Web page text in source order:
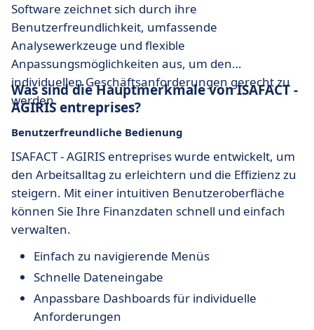
Software zeichnet sich durch ihre
Benutzerfreundlichkeit, umfassende
Analysewerkzeuge und flexible
Anpassungsmöglichkeiten aus, um den
individuellen Geschäftsanforderungen gerecht zu
werden.
Was sind die Hauptmerkmale von ISAFACT -
AGIRIS entreprises?
Benutzerfreundliche Bedienung
ISAFACT - AGIRIS entreprises wurde entwickelt, um
den Arbeitsalltag zu erleichtern und die Effizienz zu
steigern. Mit einer intuitiven Benutzeroberfläche
können Sie Ihre Finanzdaten schnell und einfach
verwalten.
Einfach zu navigierende Menüs
Schnelle Dateneingabe
Anpassbare Dashboards für individuelle
Anforderungen